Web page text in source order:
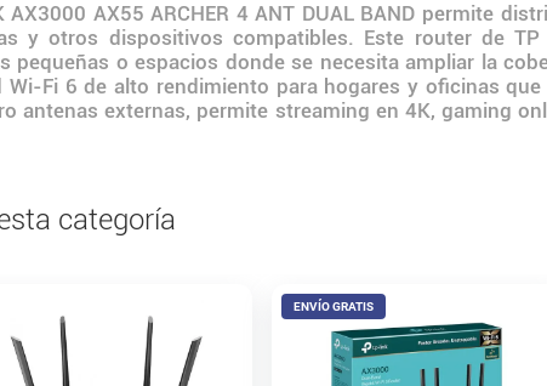
AX3000 AX55 ARCHER 4 ANT DUAL BAND permite
y otros dispositivos compatibles. Este router de
pequeñas o espacios donde se necesita ampliar la
Fi 6 de alto rendimiento para hogares y oficinas
antenas externas, permite streaming en 4K, gaming
categoría
ENVÍO GRATIS